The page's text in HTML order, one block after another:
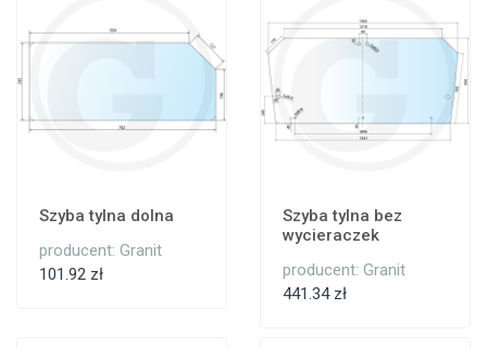
Szyba tylna dolna
producent: Granit
101.92 zł
Szyba tylna bez
wycieraczek
producent: Granit
441.34 zł